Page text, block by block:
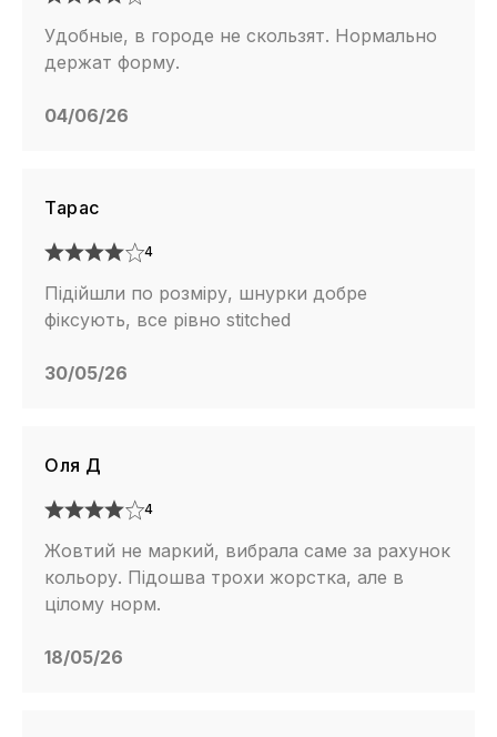
Удобные, в городе не скользят. Нормально
держат форму.
04/06/26
Тарас
4
Підійшли по розміру, шнурки добре
фіксують, все рівно stitched
30/05/26
Оля Д
4
Жовтий не маркий, вибрала саме за рахунок
кольору. Підошва трохи жорстка, але в
цілому норм.
18/05/26